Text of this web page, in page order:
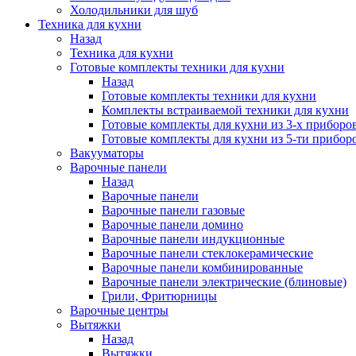
Холодильники для шуб
Техника для кухни
Назад
Техника для кухни
Готовые комплекты техники для кухни
Назад
Готовые комплекты техники для кухни
Комплекты встраиваемой техники для кухни
Готовые комплекты для кухни из 3-х
Готовые комплекты для кухни из 5-ти
Вакууматоры
Варочные панели
Назад
Варочные панели
Варочные панели газовые
Варочные панели домино
Варочные панели индукционные
Варочные панели стеклокерамические
Варочные панели комбинированные
Варочные панели электрические (блиновые)
Грили, Фритюрницы
Варочные центры
Вытяжки
Назад
Вытяжки